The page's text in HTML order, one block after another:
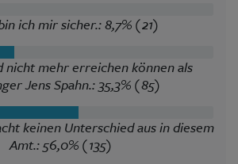
ich mir sicher.: 8,7% (21)
nicht mehr erreichen können als
Jens Spahn.: 35,3% (85)
keinen Unterschied aus in diesem
Amt.: 56,0% (135)